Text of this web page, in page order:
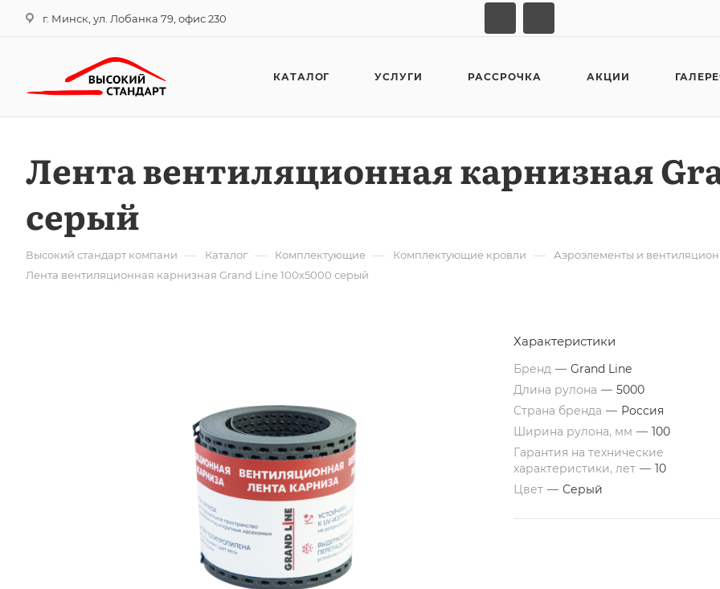
г. Минск, ул. Лобанка 79, офис 230
КАТАЛОГ УСЛУГИ РАССРОЧКА АКЦИИ
Лента вентиляционная карнизная
серый
Высокий стандарт компани — Каталог — Комплектующие — Комплектующие кровли —
Аэроэлементы и
Лента вентиляционная карнизная Grand Line 100х5000 серый
Характеристики
Бренд — Grand Line
Длина рулона — 5000
Страна бренда — Россия
Ширина рулона, мм — 100
Гарантия на технические
характеристики, лет — 10
Цвет — Серый